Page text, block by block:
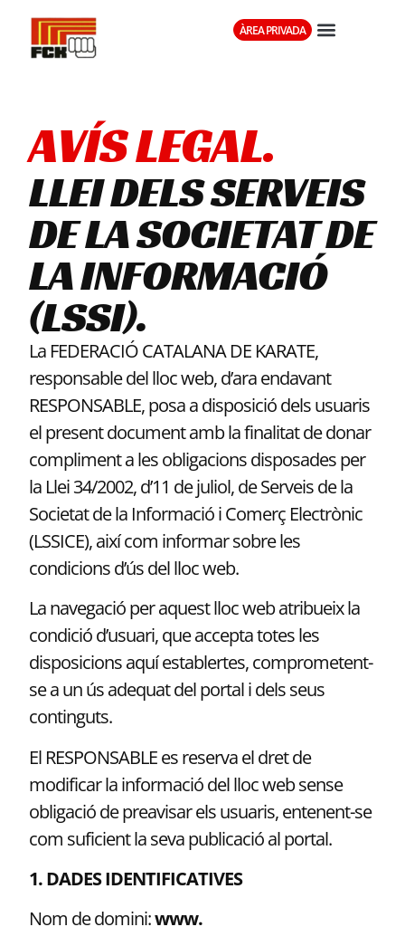
ÀREA PRIVADA
AVÍS LEGAL.
LLEI DELS SERVEIS
DE LA SOCIETAT DE
LA INFORMACIÓ
(LSSI).
La FEDERACIÓ CATALANA DE KARATE,
responsable del lloc web, d’ara endavant
RESPONSABLE, posa a disposició dels usuaris
el present document amb la finalitat de donar
compliment a les obligacions disposades per
la Llei 34/2002, d’11 de juliol, de Serveis de la
Societat de la Informació i Comerç Electrònic
(LSSICE), així com informar sobre les
condicions d’ús del lloc web.
La navegació per aquest lloc web atribueix la
condició d’usuari, que accepta totes les
disposicions aquí establertes, comprometent-
se a un ús adequat del portal i dels seus
continguts.
El RESPONSABLE es reserva el dret de
modificar la informació del lloc web sense
obligació de preavisar els usuaris, entenent-se
com suficient la seva publicació al portal.
1. DADES IDENTIFICATIVES
Nom de domini:www.